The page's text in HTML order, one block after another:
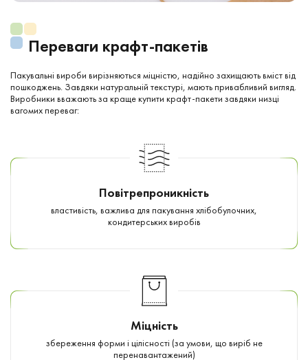
Переваги крафт-пакетів
Пакувальні вироби вирізняються міцністю, надійно захищають вміст від
пошкоджень. Завдяки натуральній текстурі, мають привабливий вигляд.
Виробники вважають за краще купити крафт-пакети завдяки низці
вагомих переваг:
Повітрепроникність
властивість, важлива для пакування хлібобулочних,
кондитерських виробів
Міцність
збереження форми і цілісності (за умови, що виріб не
перенавантажений)